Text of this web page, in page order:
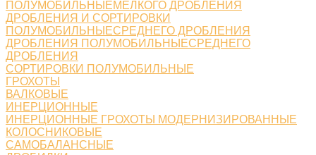
ПОЛУМОБИЛЬНЫЕМЕЛКОГО ДРОБЛЕНИЯ
ДРОБЛЕНИЯ И СОРТИРОВКИ
ПОЛУМОБИЛЬНЫЕСРЕДНЕГО ДРОБЛЕНИЯ
ДРОБЛЕНИЯ ПОЛУМОБИЛЬНЫЕСРЕДНЕГО
ДРОБЛЕНИЯ
СОРТИРОВКИ ПОЛУМОБИЛЬНЫЕ
ГРОХОТЫ
ВАЛКОВЫЕ
ИНЕРЦИОННЫЕ
ИНЕРЦИОННЫЕ ГРОХОТЫ МОДЕРНИЗИРОВАННЫЕ
КОЛОСНИКОВЫЕ
САМОБАЛАНСНЫЕ